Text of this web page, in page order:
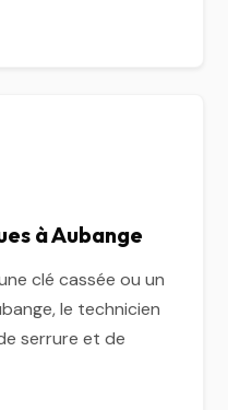
à Aubange
clé cassée ou un
le technicien
serrure et de